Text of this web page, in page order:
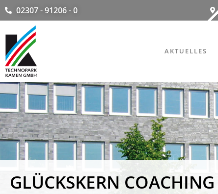
02307 - 91206 - 0
AKTUELLES
GLÜCKSKERN COACHING